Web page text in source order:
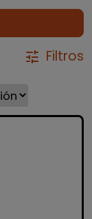
tune Filtros